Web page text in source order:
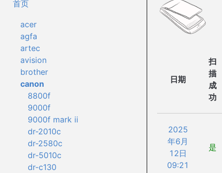
首页
acer
agfa
artec
avision
brother
canon
8800f
9000f
9000f mark ii
dr-2010c
dr-2580c
dr-5010c
dr-c130
日期
扫
描
成
功
2025
年6月
12日
09:21
是